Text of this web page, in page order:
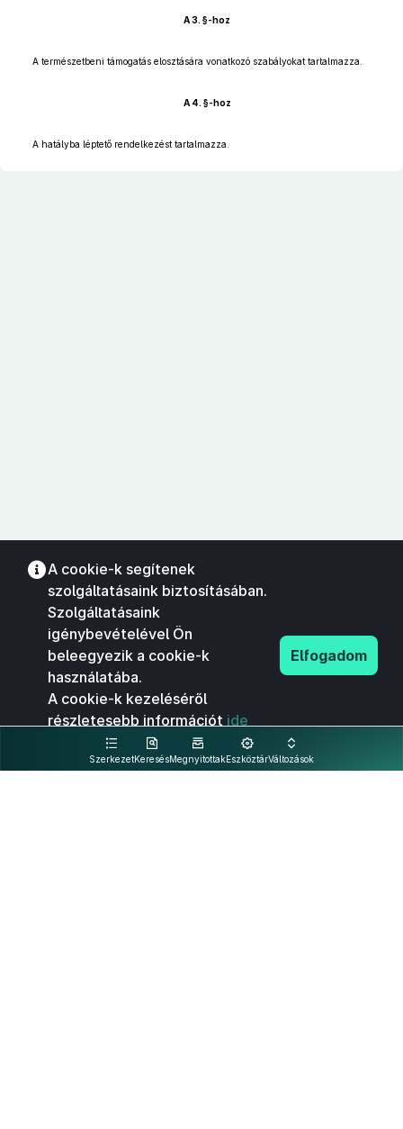
A 3. §-hoz
A természetbeni támogatás elosztására vonatkozó szabályokat tartalmazza.
A 4. §-hoz
A hatályba léptető rendelkezést tartalmazza.
SzerkezetKeresésMegnyitottakEszköztárVáltozások
A cookie-k segítenek
szolgáltatásaink biztosításában.
Szolgáltatásaink
igénybevételével Ön
beleegyezik a cookie-k
használatába.
A cookie-k kezeléséről
részletesebb információt ide
kattintva olvashat.
Elfogadom